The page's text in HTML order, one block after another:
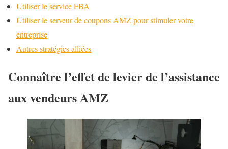
Utiliser le service FBA
Utiliser le serveur de coupons AMZ pour stimuler votre
entreprise
Autres stratégies alliées
Connaître l’effet de levier de l’assistance
aux vendeurs AMZ